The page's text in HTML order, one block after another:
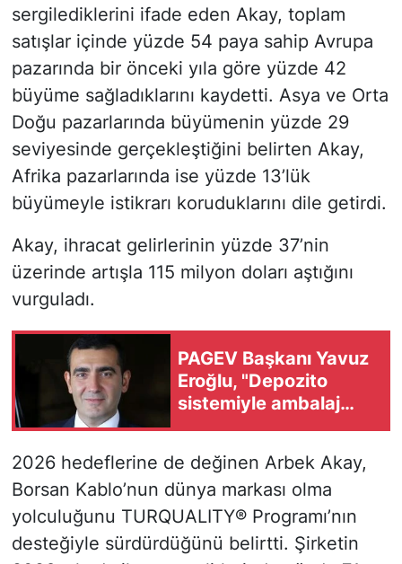
sergilediklerini ifade eden Akay, toplam
satışlar içinde yüzde 54 paya sahip Avrupa
pazarında bir önceki yıla göre yüzde 42
büyüme sağladıklarını kaydetti. Asya ve Orta
Doğu pazarlarında büyümenin yüzde 29
seviyesinde gerçekleştiğini belirten Akay,
Afrika pazarlarında ise yüzde 13’lük
büyümeyle istikrarı koruduklarını dile getirdi.
Akay, ihracat gelirlerinin yüzde 37’nin
üzerinde artışla 115 milyon doları aştığını
vurguladı.
PAGEV Başkanı Yavuz
Eroğlu, "Depozito
sistemiyle ambalaj
2026 hedeflerine de değinen Arbek Akay,
Borsan Kablo’nun dünya markası olma
yolculuğunu TURQUALITY® Programı’nın
desteğiyle sürdürdüğünü belirtti. Şirketin